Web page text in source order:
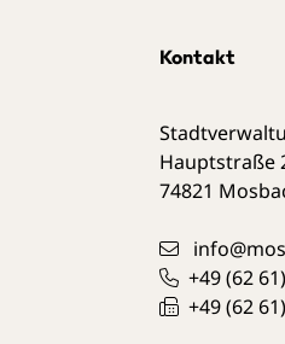
Kontakt
Hauptstraße
74821
+49 (62
+49 (62